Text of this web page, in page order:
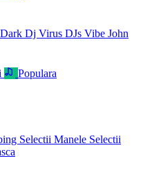
Dj Virus DJs Vibe John
Populara
Selectii Manele Selectii